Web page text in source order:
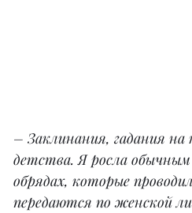
– Заклинания, гадания
детства. Я росла
обрядах, которые
передаются по женской